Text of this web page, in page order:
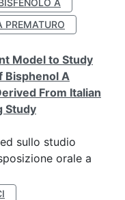
A
PREMATURO
Model to Study
Bisphenol A
From Italian
Study
sullo studio
orale a